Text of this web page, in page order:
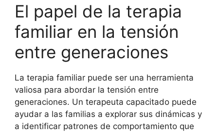
El papel de la terapia
familiar en la tensión
entre generaciones
La terapia familiar puede ser una herramienta
valiosa para abordar la tensión entre
generaciones. Un terapeuta capacitado puede
ayudar a las familias a explorar sus dinámicas y
a identificar patrones de comportamiento que